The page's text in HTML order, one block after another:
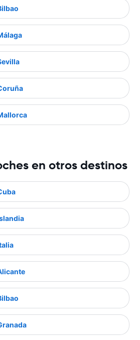
en otros destinos